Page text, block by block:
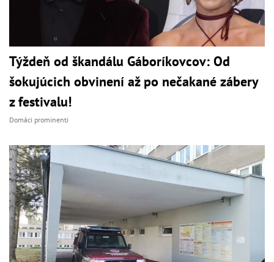
Týždeň od škandálu Gáboríkovcov: Od
šokujúcich obvinení až po nečakané zábery
z festivalu!
Domáci prominenti